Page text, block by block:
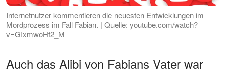
Internetnutzer kommentieren die neuesten Entwicklungen im
Mordprozess im Fall Fabian. | Quelle: youtube.com/watch?
v=GIxmwoHf2_M
Auch das Alibi von Fabians Vater war